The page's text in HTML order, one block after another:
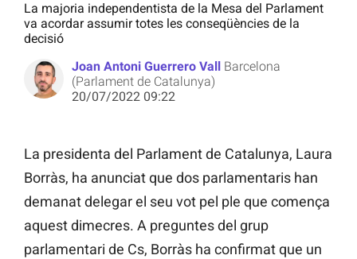
La majoria independentista de la Mesa del Parlament
va acordar assumir totes les conseqüències de la
decisió
Joan Antoni Guerrero Vall Barcelona
(Parlament de Catalunya)
20/07/2022 09:22
La presidenta del Parlament de Catalunya, Laura
Borràs, ha anunciat que dos parlamentaris han
demanat delegar el seu vot pel ple que comença
aquest dimecres. A preguntes del grup
parlamentari de Cs, Borràs ha confirmat que un